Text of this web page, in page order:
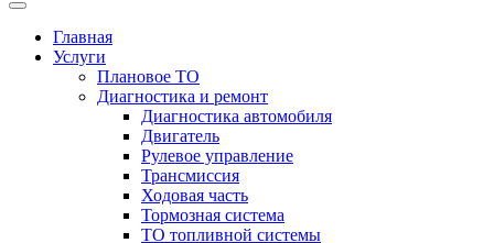
Главная
Услуги
Плановое ТО
Диагностика и ремонт
Диагностика автомобиля
Двигатель
Рулевое управление
Трансмиссия
Ходовая часть
Тормозная система
ТО топливной системы